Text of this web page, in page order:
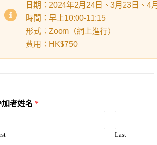
日期：2024年2月24日、3月23日、4
時間：早上10:00-11:15
形式：Zoom（網上進行）
費用：HK$750
加者姓名 *
Last